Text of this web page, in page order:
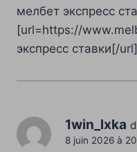
мелбет экспресс
[url=https://
экспресс ставки[/url]
1win_lxka
8 juin 2026 à